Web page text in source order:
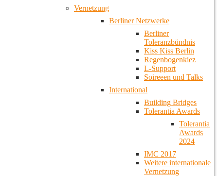
Vernetzung
Berliner Netzwerke
Berliner
Toleranzbündnis
Kiss Kiss Berlin
Regenbogenkiez
L-Support
Soireeen und Talks
International
Building Bridges
Tolerantia Awards
Tolerantia
Awards
2024
IMC 2017
Weitere internationale
Vernetzung